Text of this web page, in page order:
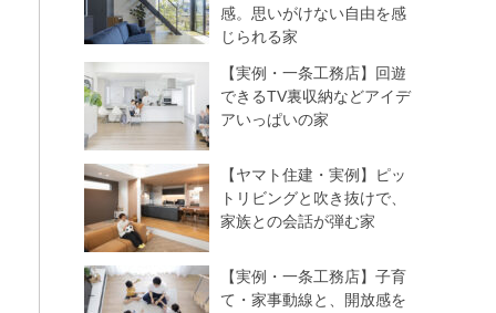
感。思いがけない自由を感
じられる家
【実例・一条工務店】回遊
できるTV裏収納などアイデ
アいっぱいの家
【ヤマト住建・実例】ピッ
トリビングと吹き抜けで、
家族との会話が弾む家
【実例・一条工務店】子育
て・家事動線と、開放感を